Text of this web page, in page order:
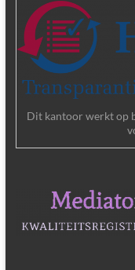
Dit kantoor werkt op